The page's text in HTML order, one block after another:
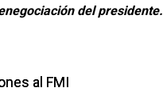
del presidente.